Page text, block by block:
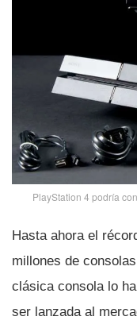
PlayStation 4 podrí­a
Hasta ahora el
millones de
clásica consola lo
ser lanzada al